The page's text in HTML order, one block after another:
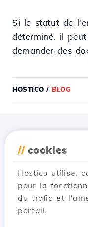
Si le statut de
déterminé, il
demander des
HOSTICO / BLOG
// cookies
Hostico utilise,
pour la
du trafic et
portail.